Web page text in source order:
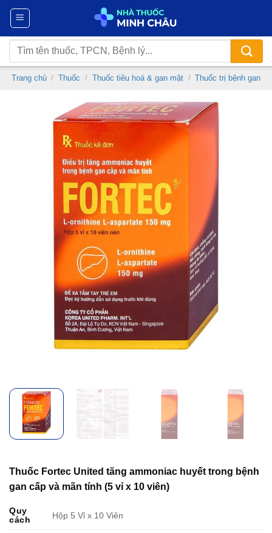
Chuyển
nội
dung
Tìm
kiếm:
Trang chủ / Thuốc / Thuốc tiêu hoá & gan mật / Thuốc trị bệnh gan
Thuốc Fortec United tăng ammoniac huyết trong bệnh
gan cấp và mãn tính (5 vỉ x 10 viên)
Quy
cách
Hộp 5 Vỉ x 10 Viên